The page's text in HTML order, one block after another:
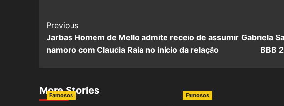
Previous
Jarbas Homem de Mello admite receio de assumir
namoro com Claudia Raia no início da relação
Gabriela
BBB
More Stories
Famosos Famosos